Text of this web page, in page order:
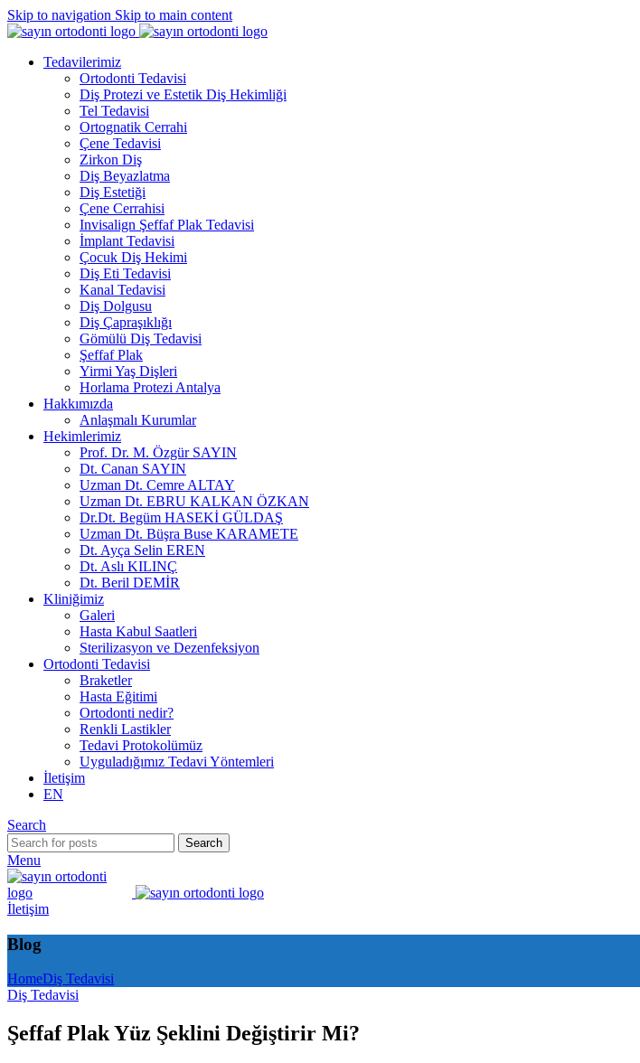
Skip to navigation Skip to main content
Tedavilerimiz
Ortodonti Tedavisi
Diş Protezi ve Estetik Diş Hekimliği
Tel Tedavisi
Ortognatik Cerrahi
Çene Tedavisi
Zirkon Diş
Diş Beyazlatma
Diş Estetiği
Çene Cerrahisi
Invisalign Şeffaf Plak Tedavisi
İmplant Tedavisi
Çocuk Diş Hekimi
Diş Eti Tedavisi
Kanal Tedavisi
Diş Dolgusu
Diş Çapraşıklığı
Gömülü Diş Tedavisi
Şeffaf Plak
Yirmi Yaş Dişleri
Horlama Protezi Antalya
Hakkımızda
Anlaşmalı Kurumlar
Hekimlerimiz
Prof. Dr. M. Özgür SAYIN
Dt. Canan SAYIN
Uzman Dt. Cemre ALTAY
Uzman Dt. EBRU KALKAN ÖZKAN
Dr.Dt. Begüm HASEKİ GÜLDAŞ
Uzman Dt. Büşra Buse KARAMETE
Dt. Ayça Selin EREN
Dt. Aslı KILINÇ
Dt. Beril DEMİR
Kliniğimiz
Galeri
Hasta Kabul Saatleri
Sterilizasyon ve Dezenfeksiyon
Ortodonti Tedavisi
Braketler
Hasta Eğitimi
Ortodonti nedir?
Renkli Lastikler
Tedavi Protokolümüz
Uyguladığımız Tedavi Yöntemleri
İletişim
EN
Search
Search
Menu
İletişim
Blog
HomeDiş Tedavisi
Diş Tedavisi
Şeffaf Plak Yüz Şeklini Değiştirir Mi?